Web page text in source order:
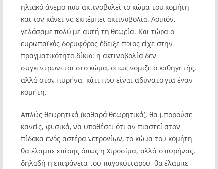
ηλιακό άνεμο που ακτινοβολεί το κώμα του κομήτη
και τον κάνει να εκπέμπει ακτινοβολία. Λοιπόν,
γελάσαμε πολύ με αυτή τη θεωρία. Και τώρα ο
ευρωπαϊκός δορυφόρος έδειξε ποιος είχε στην
πραγματικότητα δίκιο: η ακτινοβολία δεν
συγκεντρώνεται στο κώμα, όπως νόμιζε ο καθηγητής,
αλλά στον πυρήνα, κάτι που είναι αδύνατο για έναν
κομήτη.
Απλώς θεωρητικά (καθαρά θεωρητικά), θα μπορούσε
κανείς, φυσικά, να υποθέσει ότι αν πιαστεί στον
πίδακα ενός αστέρα νετρονίων, το κώμα του κομήτη
θα έλαμπε επίσης όπως η Χιροσίμα, αλλά ο πυρήνας,
δηλαδή η επιφάνεια του παγοκύτταρου, θα έλαμπε